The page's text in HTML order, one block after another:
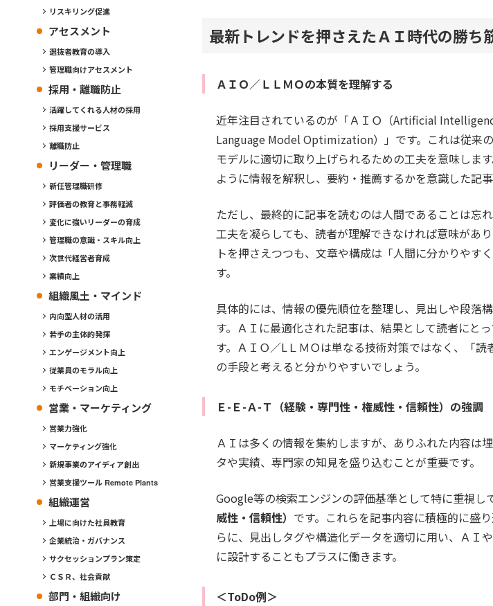
最新トレンドを押さえたＡＩ時代の勝
ＡＩＯ／ＬＬＭＯの本質を理解する
近年注目されているのが「ＡＩＯ（Artificial
Language Model Optimization）」です。これは従来
モデルに適切に取り上げられるための工夫を意味しま
ように情報を解釈し、要約・推薦するかを意識した記事
ただし、最終的に記事を読むのは人間であることは忘
工夫を凝らしても、読者が理解できなければ意味があ
トを押さえつつも、文章や構成は「人間に分かりやす
す。
具体的には、情報の優先順位を整理し、見出しや段落
す。ＡＩに最適化された記事は、結果として読者にと
す。ＡＩＯ／LＬＭＯは単なる技術対策ではなく、「
の手段と考えると分かりやすいでしょう。
Ｅ-Ｅ-Ａ-Ｔ（経験・専門性・権威性・信頼性）の強調
ＡＩは多くの情報を集約しますが、ありふれた内容は
タや実績、専門家の知見を盛り込むことが重要です。
Google等の検索エンジンの評価基準として特に重視し
威性・信頼性） です。これらを記事内容に積極的に盛
らに、見出しタグや構造化データを適切に用い、ＡＩ
に設計することもプラスに働きます。
＜ToDo例＞
リスキリング促進
アセスメント
選抜者教育の導入
管理職向けアセスメント
採用・離職防止
活躍してくれる人材の採用
採用支援サービス
離職防止
リーダー・管理職
新任管理職研修
評価者の教育と事務軽減
変化に強いリーダーの育成
管理職の意識・スキル向上
次世代経営者育成
業績向上
組織風土・マインド
内向型人材の活用
若手の主体的発揮
エンゲージメント向上
従業員のモラル向上
モチベーション向上
営業・マーケティング
営業力強化
マーケティング強化
新規事業のアイディア創出
営業支援ツール Remote Plants
組織運営
上場に向けた社員教育
企業統治・ガバナンス
サクセッションプラン策定
ＣＳＲ、社会貢献
部門・組織向け